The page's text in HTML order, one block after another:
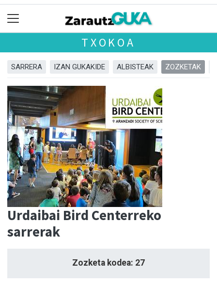
TXOKOA
SARRERA IZAN GUKAKIDE ALBISTEAK ZOZKETAK
Urdaibai Bird Centerreko
sarrerak
Zozketa kodea: 27